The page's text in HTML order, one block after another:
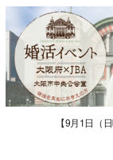
【9月1日（